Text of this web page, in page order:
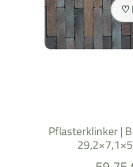
Pflasterklinker |